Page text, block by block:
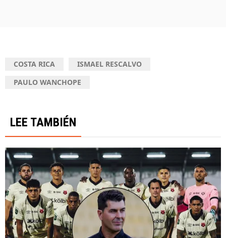
COSTA RICA
ISMAEL RESCALVO
PAULO WANCHOPE
LEE TAMBIÉN